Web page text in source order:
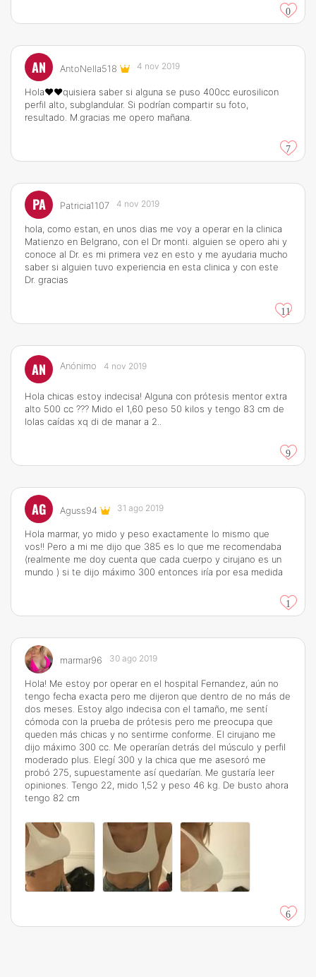
0
AN AntoNella518 4 nov 2019
Hola♥️♥️quisiera saber si alguna se puso 400cc eurosilicon
perfil alto, subglandular. Si podrían compartir su foto,
resultado. M.gracias me opero mañana.
7
PA Patricia1107 4 nov 2019
hola, como estan, en unos dias me voy a operar en la clinica
Matienzo en Belgrano, con el Dr monti. alguien se opero ahi y
conoce al Dr. es mi primera vez en esto y me ayudaria mucho
saber si alguien tuvo experiencia en esta clinica y con este
Dr. gracias
11
AN Anónimo 4 nov 2019
Hola chicas estoy indecisa! Alguna con prótesis mentor extra
alto 500 cc ??? Mido el 1,60 peso 50 kilos y tengo 83 cm de
lolas caídas xq di de manar a 2..
9
AG Aguss94 31 ago 2019
Hola marmar, yo mido y peso exactamente lo mismo que
vos!! Pero a mi me dijo que 385 es lo que me recomendaba
(realmente me doy cuenta que cada cuerpo y cirujano es un
mundo ) si te dijo máximo 300 entonces iría por esa medida
1
marmar96 30 ago 2019
Hola! Me estoy por operar en el hospital Fernandez, aún no
tengo fecha exacta pero me dijeron que dentro de no más de
dos meses. Estoy algo indecisa con el tamaño, me sentí
cómoda con la prueba de prótesis pero me preocupa que
queden más chicas y no sentirme conforme. El cirujano me
dijo máximo 300 cc. Me operarían detrás del músculo y perfil
moderado plus. Elegí 300 y la chica que me asesoró me
probó 275, supuestamente así quedarían. Me gustaría leer
opiniones. Tengo 22, mido 1,52 y peso 46 kg. De busto ahora
tengo 82 cm
6